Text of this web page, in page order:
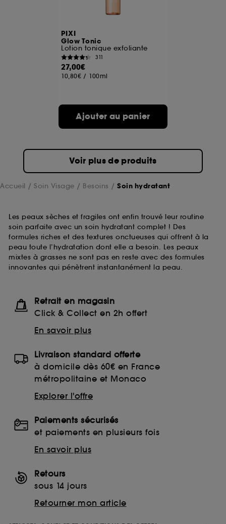
PIXI
Glow Tonic
Lotion tonique exfoliante
311
27,00€
10,80€ / 100ml
Ajouter au panier
Voir plus de produits
Accueil Soin Visage Besoins Soin hydratant
Les peaux sèches et fragiles ont enfin trouvé leur routine
soin parfaite avec un soin hydratant complet ! Des
formules riches et des textures onctueuses qui offrent à la
peau toute l’hydratation dont elle a besoin. Les peaux
mixtes à grasses ne sont pas en reste avec des formules
innovantes qui pénètrent instantanément la peau.
Retrait en magasin
Click & Collect en 2h offert
En savoir plus
Livraison standard offerte
à domicile dès 60€ en France
métropolitaine et Monaco
Explorer l'offre
Paiements sécurisés
et paiements en plusieurs fois
En savoir plus
Retours
sous 14 jours
Retourner mon article